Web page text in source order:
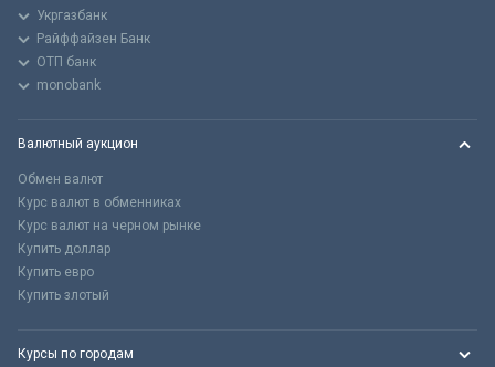
Укргазбанк
Райффайзен Банк
ОТП банк
monobank
Валютный аукцион
Обмен валют
Курс валют в обменниках
Курс валют на черном рынке
Купить доллар
Купить евро
Купить злотый
Курсы по городам